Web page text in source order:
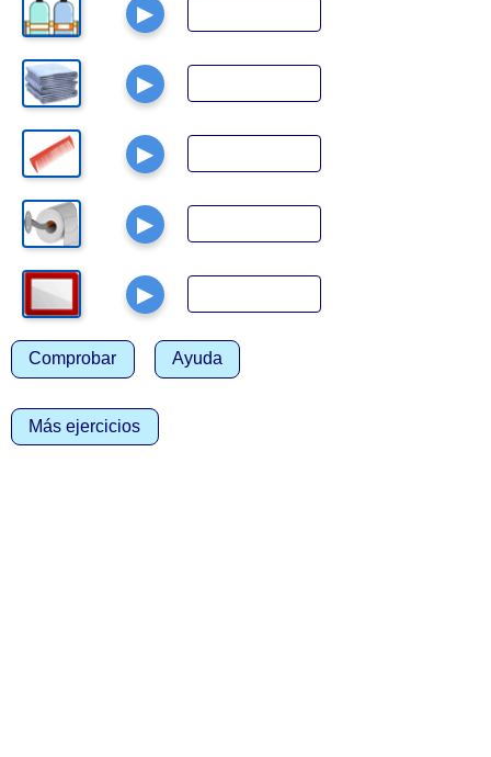
▶
▶
▶
▶
▶
Comprobar Ayuda
Más ejercicios